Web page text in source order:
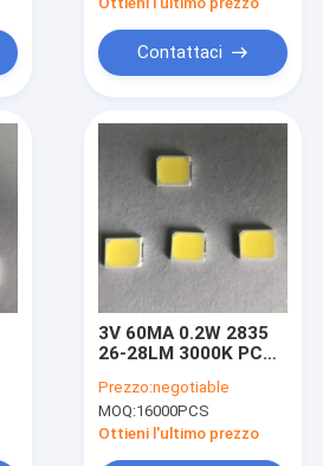
Contattaci
3V 60MA 0.2W 2835
26-28LM 3000K PCT
BULBS INDOOR LIGHT
Prezzo:negotiable
MOQ:16000PCS
Ottieni l'ultimo prezzo